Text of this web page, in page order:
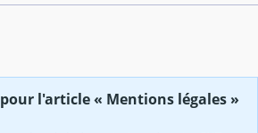
l'article « Mentions légales »